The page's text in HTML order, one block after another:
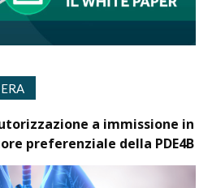
a immissione in
preferenziale della PDE4B